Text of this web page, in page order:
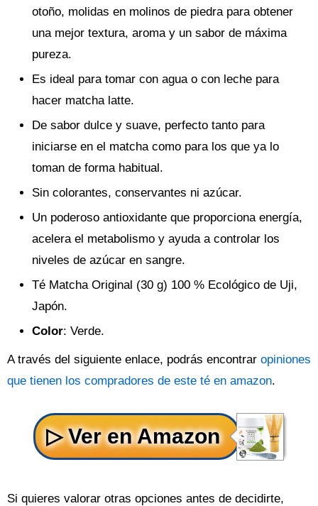
otoño, molidas en molinos de piedra para obtener
una mejor textura, aroma y un sabor de máxima
pureza.
Es ideal para tomar con agua o con leche para
hacer matcha latte.
De sabor dulce y suave, perfecto tanto para
iniciarse en el matcha como para los que ya lo
toman de forma habitual.
Sin colorantes, conservantes ni azúcar.
Un poderoso antioxidante que proporciona energía,
acelera el metabolismo y ayuda a controlar los
niveles de azúcar en sangre.
Té Matcha Original (30 g) 100 % Ecológico de Uji,
Japón.
Color: Verde.
A través del siguiente enlace, podrás encontrar opiniones
que tienen los compradores de este té en amazon.
Si quieres valorar otras opciones antes de decidirte,